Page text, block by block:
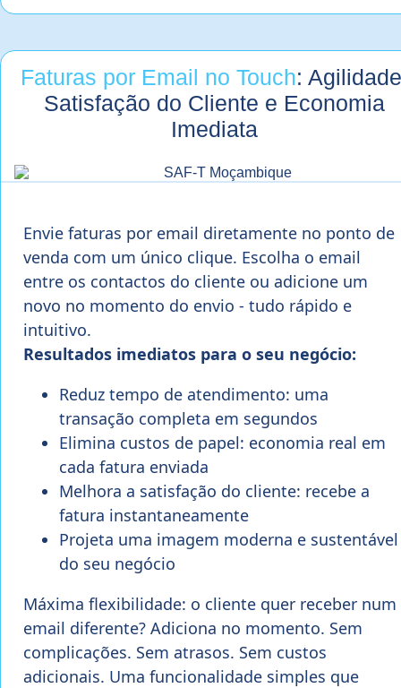
Faturas por Email no Touch:
Satisfação do Cliente e Economia
Imediata
Envie faturas por email diretamente no ponto de
venda com um único clique. Escolha o email
entre os contactos do cliente ou adicione um
novo no momento do envio - tudo rápido e
intuitivo.
Resultados imediatos para o seu negócio:
Reduz tempo de atendimento: uma
transação completa em segundos
Elimina custos de papel: economia real em
cada fatura enviada
Melhora a satisfação do cliente: recebe a
fatura instantaneamente
Projeta uma imagem moderna e sustentável
do seu negócio
Máxima flexibilidade: o cliente quer receber num
email diferente? Adiciona no momento. Sem
complicações. Sem atrasos. Sem custos
adicionais. Uma funcionalidade simples que